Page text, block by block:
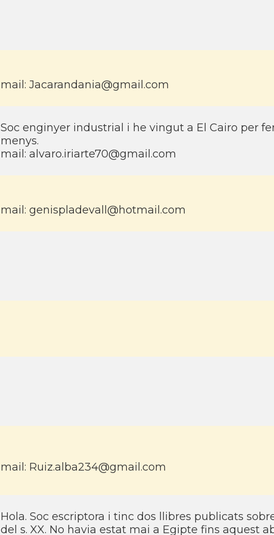
mail: Jacarandania@gmail.com
Soc enginyer industrial i he vingut a El Cairo per
menys.
mail: alvaro.iriarte70@gmail.com
mail: genispladevall@hotmail.com
mail: Ruiz.alba234@gmail.com
Hola. Soc escriptora i tinc dos llibres publicats
del s. XX. No havia estat mai a Egipte fins aquest